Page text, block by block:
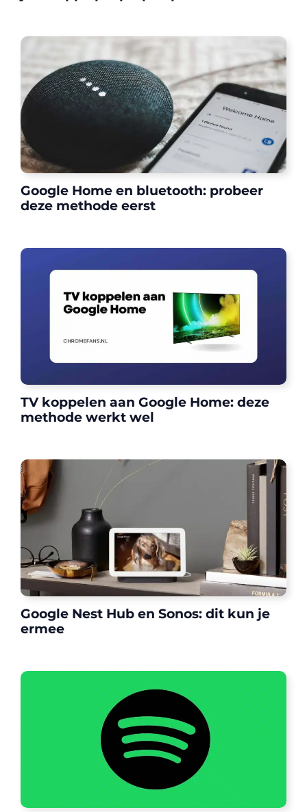
Google Home en bluetooth: probeer
deze methode eerst
TV koppelen aan Google Home: deze
methode werkt wel
Google Nest Hub en Sonos: dit kun je
ermee